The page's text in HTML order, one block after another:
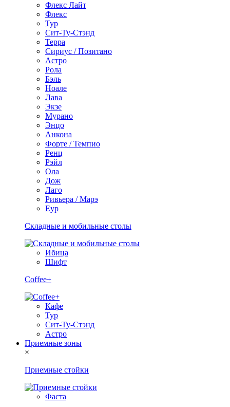
Флекс Лайт
Флекс
Тур
Сит-Ту-Стэнд
Терра
Сириус / Позитано
Астро
Рола
Бэль
Ноале
Лава
Экзе
Мурано
Энцо
Анкона
Форте / Темпио
Ренц
Рэйл
Ола
Дож
Лаго
Ривьера / Марэ
Еур
Складные и мобильные столы
Ибица
Шифт
Coffee+
Кафе
Тур
Сит-Ту-Стэнд
Астро
Приемные зоны
×
Приемные стойки
Фаста